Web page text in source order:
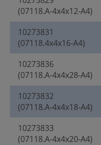
(07118.A-4x4x12-A4)
10273831
(07118.4x4x16-A4)
10273836
(07118.A-4x4x28-A4)
10273832
(07118.A-4x4x18-A4)
10273833
(07118.A-4x4x20-A4)